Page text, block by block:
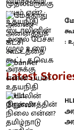
:
Latest